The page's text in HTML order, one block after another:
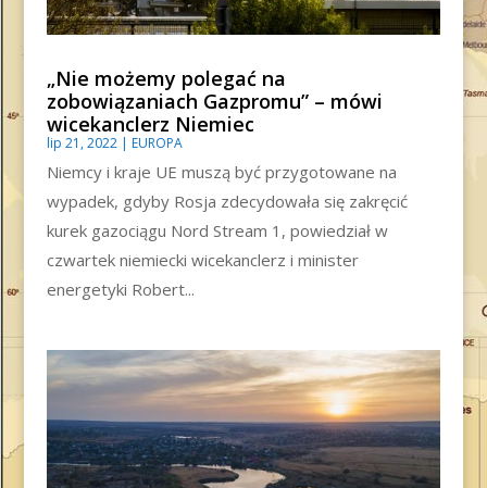
„Nie możemy polegać na
zobowiązaniach Gazpromu” – mówi
wicekanclerz Niemiec
lip 21, 2022| EUROPA
Niemcy i kraje UE muszą być przygotowane na
wypadek, gdyby Rosja zdecydowała się zakręcić
kurek gazociągu Nord Stream 1, powiedział w
czwartek niemiecki wicekanclerz i minister
energetyki Robert...